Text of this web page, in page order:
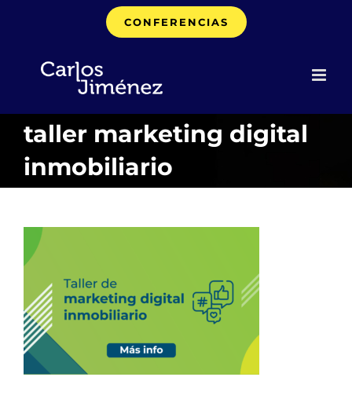
CONFERENCIAS
taller marketing digital
inmobiliario